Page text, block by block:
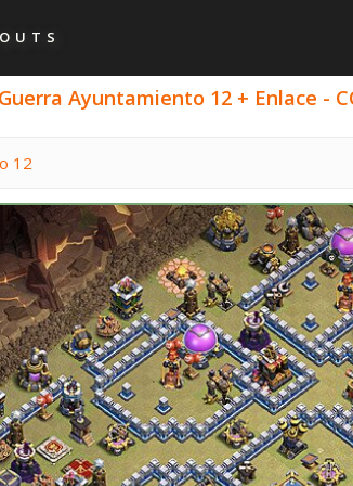
Ayuntamiento 12 + Enlace -
12